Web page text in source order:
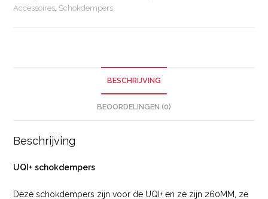
Accessoires, Schokdempers
BESCHRIJVING
BEOORDELINGEN (0)
Beschrijving
UQI+ schokdempers
Deze schokdempers zijn voor de UQI+ en ze zijn 260MM, ze